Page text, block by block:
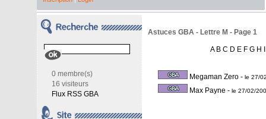
0 membre(s)
16 visiteurs
Flux RSS GBA
Astuces GBA - Lettre M - Page 1
A B C D E F G H
Megaman Zero - le 27/
Max Payne - le 27/02/